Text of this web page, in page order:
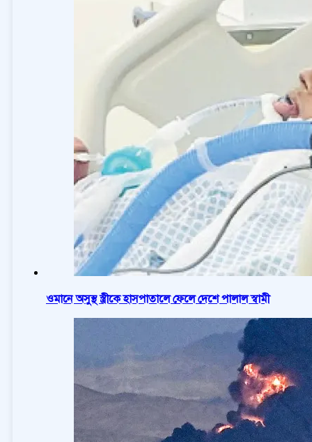
ওমানে অসুস্থ স্ত্রীকে হাসপাতালে ফেলে দেশে পালাল স্বামী